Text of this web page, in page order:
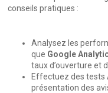
conseils pratiques :
Analysez les
que Google
taux d’ouverture et
Effectuez des tests
présentation des